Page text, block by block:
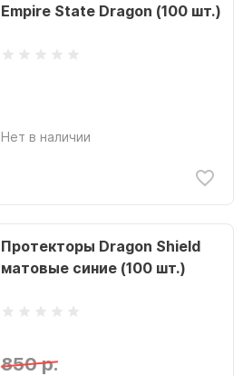
Empire State Dragon (100 шт.)
Нет в наличии
Протекторы Dragon Shield
матовые синие (100 шт.)
850 р.